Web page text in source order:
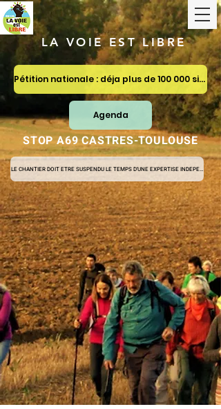
LA VOIE EST LIBRE
Pétition nationale : déja plus de 100 000 signatures
Agenda
STOP A69 CASTRES-TOULOUSE
LE CHANTIER DOIT ETRE SUSPENDU LE TEMPS D'UNE EXPERTISE